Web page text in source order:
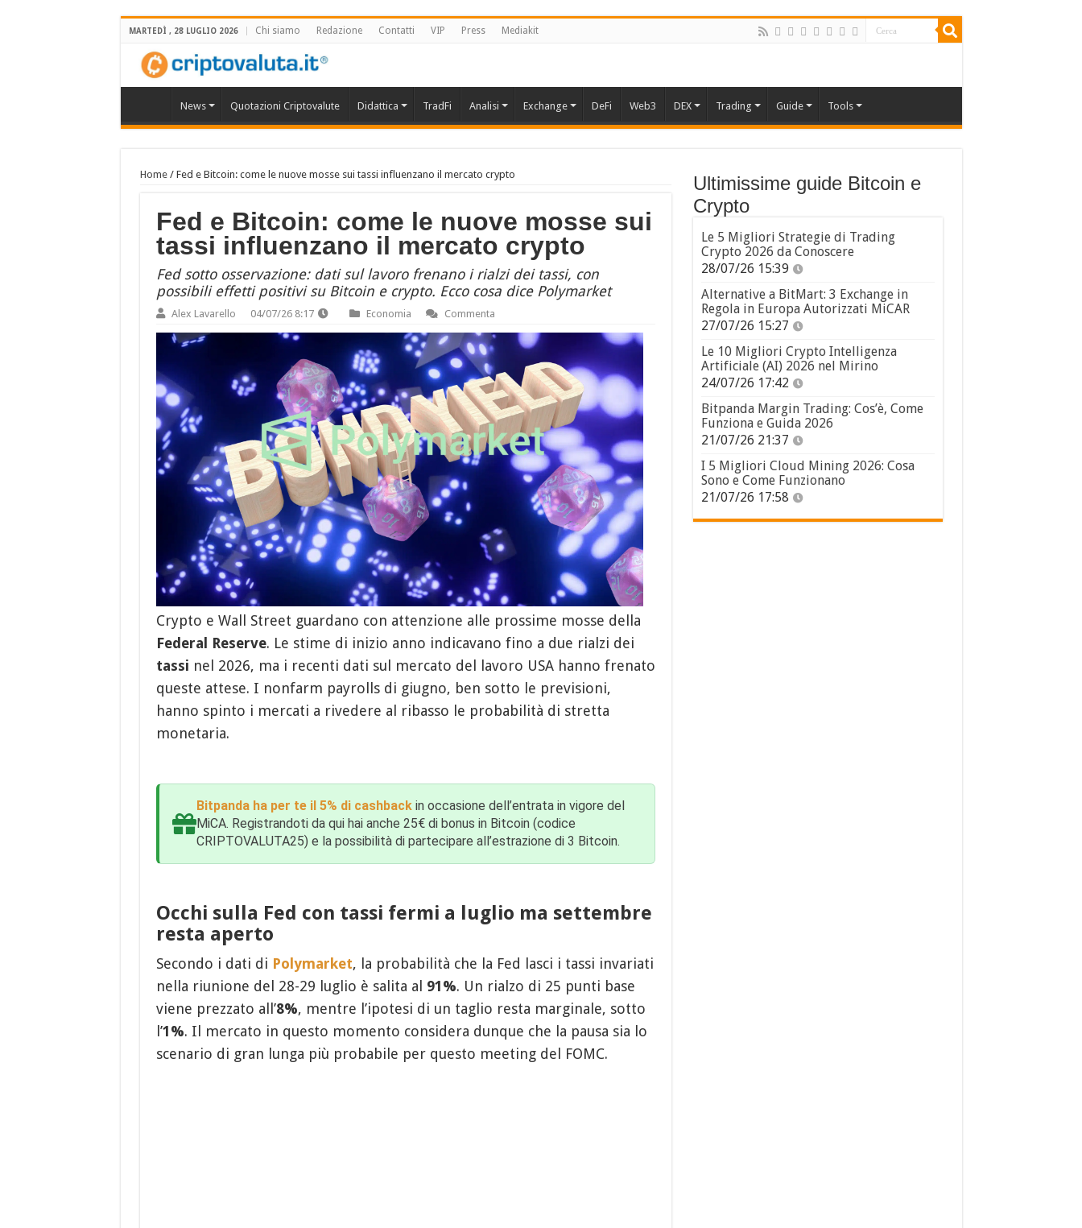
MARTEDÌ , 28 LUGLIO 2026 Chi siamo Redazione Contatti VIP Press Mediakit
News Quotazioni Criptovalute Didattica TradFi Analisi Exchange DeFi Web3 DEX Trading Guide Tools
Home/ Fed e Bitcoin: come le nuove mosse sui tassi influenzano il mercato crypto
Fed e Bitcoin: come le nuove mosse sui
tassi influenzano il mercato crypto
Fed sotto osservazione: dati sul lavoro frenano i rialzi dei tassi, con
possibili effetti positivi su Bitcoin e crypto. Ecco cosa dice Polymarket
Alex Lavarello 04/07/26 8:17 Economia Commenta
Crypto e Wall Street guardano con attenzione alle prossime mosse della
Federal Reserve. Le stime di inizio anno indicavano fino a due rialzi dei
tassi nel 2026, ma i recenti dati sul mercato del lavoro USA hanno frenato
queste attese. I nonfarm payrolls di giugno, ben sotto le previsioni,
hanno spinto i mercati a rivedere al ribasso le probabilità di stretta
monetaria.
Bitpanda ha per te il 5% di cashbackin occasione dell’entrata in vigore del
MiCA. Registrandoti da qui hai anche 25€ di bonus in Bitcoin (codice
CRIPTOVALUTA25) e la possibilità di partecipare all’estrazione di 3 Bitcoin.
Occhi sulla Fed con tassi fermi a luglio ma settembre
resta aperto
Secondo i dati di Polymarket, la probabilità che la Fed lasci i tassi invariati
nella riunione del 28-29 luglio è salita al 91%. Un rialzo di 25 punti base
viene prezzato all’8%, mentre l’ipotesi di un taglio resta marginale, sotto
l’1%. Il mercato in questo momento considera dunque che la pausa sia lo
scenario di gran lunga più probabile per questo meeting del FOMC.
Ultimissime guide Bitcoin e
Crypto
Le 5 Migliori Strategie di Trading
Crypto 2026 da Conoscere
28/07/26 15:39
Alternative a BitMart: 3 Exchange in
Regola in Europa Autorizzati MiCAR
27/07/26 15:27
Le 10 Migliori Crypto Intelligenza
Artificiale (AI) 2026 nel Mirino
24/07/26 17:42
Bitpanda Margin Trading: Cos’è, Come
Funziona e Guida 2026
21/07/26 21:37
I 5 Migliori Cloud Mining 2026: Cosa
Sono e Come Funzionano
21/07/26 17:58